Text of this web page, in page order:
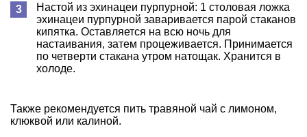
Настой из эхинацеи пурпурной: 1 столовая ложка
эхинацеи пурпурной заваривается парой стаканов
кипятка. Оставляется на всю ночь для
настаивания, затем процеживается. Принимается
по четверти стакана утром натощак. Хранится в
холоде.
Также рекомендуется пить травяной чай с лимоном,
клюквой или калиной.